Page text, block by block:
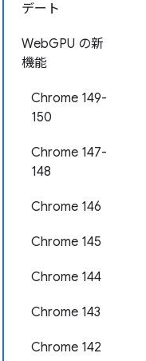
デート
WebGPU の新
機能
Chrome 149-
150
Chrome 147-
148
Chrome 146
Chrome 145
Chrome 144
Chrome 143
Chrome 142